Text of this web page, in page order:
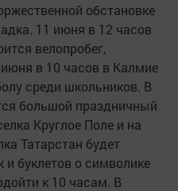
обстановке
11 июня в 12 часов
велопробег,
в 10 часов в Калмие
среди школьников. В
большой праздничный
Круглое Поле и на
Татарстан будет
и буклетов о символике
к 10 часам. В